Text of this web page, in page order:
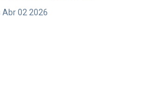
Abr 02 2026